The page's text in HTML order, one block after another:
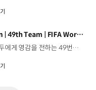
This is Inspiration | 49th Team | FIFA World Cup 2026™
전 세계를 무대로 모두에게 영감을 전하는 49번째 팀.FIFA 월드컵 2026™을 향한 여정 속, 이제 사람들의 시선은 이 어린 스타들에게 향합니다. 자세히 보기 ▶ #Kia #InspirationConnectsUsAll #49thTeam #OMBC #FIFAWorldCup2026 유튜브 쇼츠 보기 >